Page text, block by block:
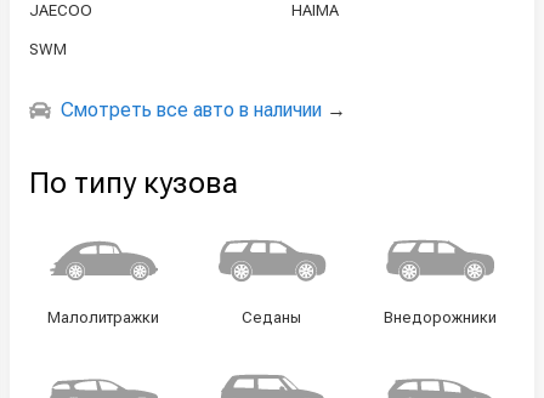
JAECOO HAIMA
SWM
Смотреть все авто в наличии →
По типу кузова
Малолитражки Седаны Внедорожники